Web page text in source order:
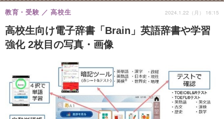
高校生向け電子辞書「Brain」英語辞書や学習
強化 2枚目の写真・画像
教育・受験 高校生 2024.1.22（月） 16:15